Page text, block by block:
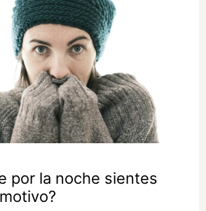
por la noche sientes